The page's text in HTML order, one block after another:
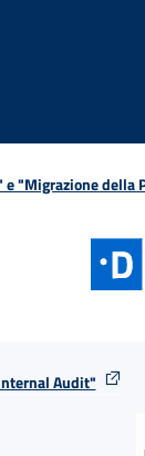
"Migrazione della
Audit"